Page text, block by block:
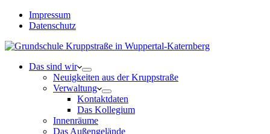
Impressum
Datenschutz
Das sind wir
Neuigkeiten aus der Kruppstraße
Verwaltung
Kontaktdaten
Das Kollegium
Innenräume
Das Außengelände